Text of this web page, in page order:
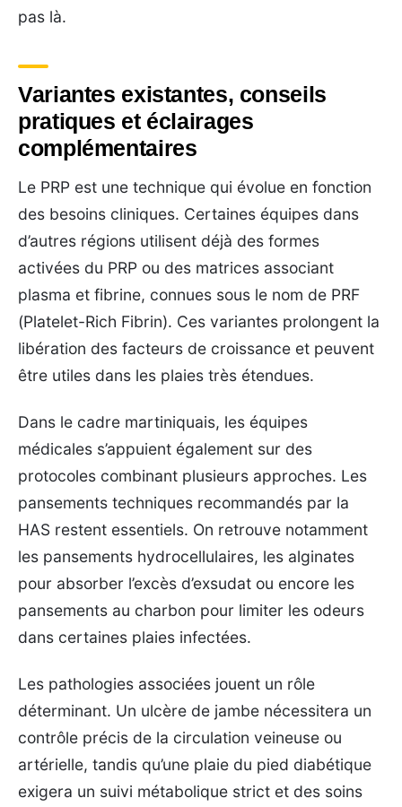
pas là.
Variantes existantes, conseils
pratiques et éclairages
complémentaires
Le PRP est une technique qui évolue en fonction
des besoins cliniques. Certaines équipes dans
d’autres régions utilisent déjà des formes
activées du PRP ou des matrices associant
plasma et fibrine, connues sous le nom de PRF
(Platelet-Rich Fibrin). Ces variantes prolongent la
libération des facteurs de croissance et peuvent
être utiles dans les plaies très étendues.
Dans le cadre martiniquais, les équipes
médicales s’appuient également sur des
protocoles combinant plusieurs approches. Les
pansements techniques recommandés par la
HAS restent essentiels. On retrouve notamment
les pansements hydrocellulaires, les alginates
pour absorber l’excès d’exsudat ou encore les
pansements au charbon pour limiter les odeurs
dans certaines plaies infectées.
Les pathologies associées jouent un rôle
déterminant. Un ulcère de jambe nécessitera un
contrôle précis de la circulation veineuse ou
artérielle, tandis qu’une plaie du pied diabétique
exigera un suivi métabolique strict et des soins